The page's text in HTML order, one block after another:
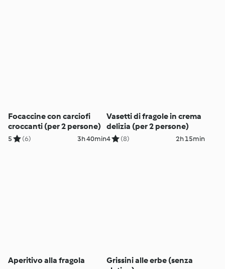
Focaccine con carciofi
croccanti (per 2 persone)
5 (6) 3h 40min
Vasetti di fragole in crema
delizia (per 2 persone)
4 (8) 2h 15min
Aperitivo alla fragola
Grissini alle erbe (senza